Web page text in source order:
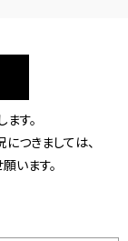
す。
つきましては、
います。